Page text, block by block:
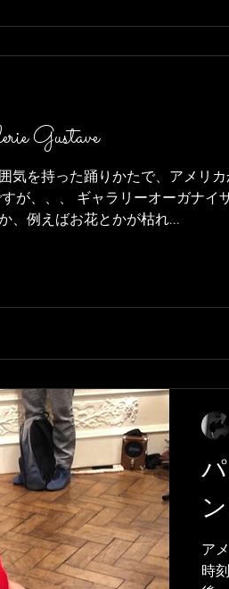
Gustave
気を持った踊りかたで、アメリ
が、、、 ギャラリーオーガナ
、例えばお花とかが枯れ...
ア
時